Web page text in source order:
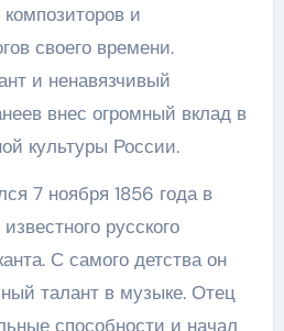
и
своего времени.
и ненавязчивый
внес огромный вклад в
культуры России.
7 ноября 1856 года в
русского
С самого детства он
талант в музыке. Отец
способности и начал